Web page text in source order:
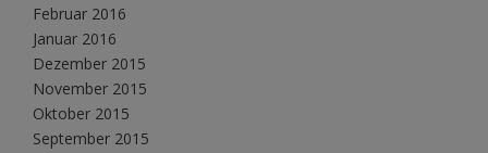
Februar 2016
Januar 2016
Dezember 2015
November 2015
Oktober 2015
September 2015